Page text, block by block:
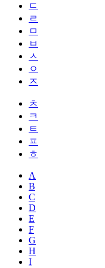
ㄷ
ㄹ
ㅁ
ㅂ
ㅅ
ㅇ
ㅈ
ㅊ
ㅋ
ㅌ
ㅍ
ㅎ
A
B
C
D
E
F
G
H
I